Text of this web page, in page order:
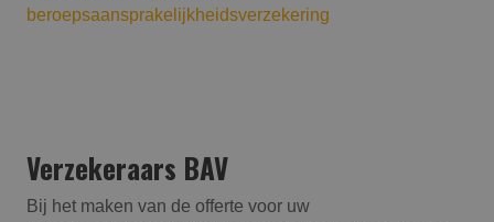
beroepsaansprakelijkheidsverzekering
Verzekeraars BAV
Bij het maken van de offerte voor uw